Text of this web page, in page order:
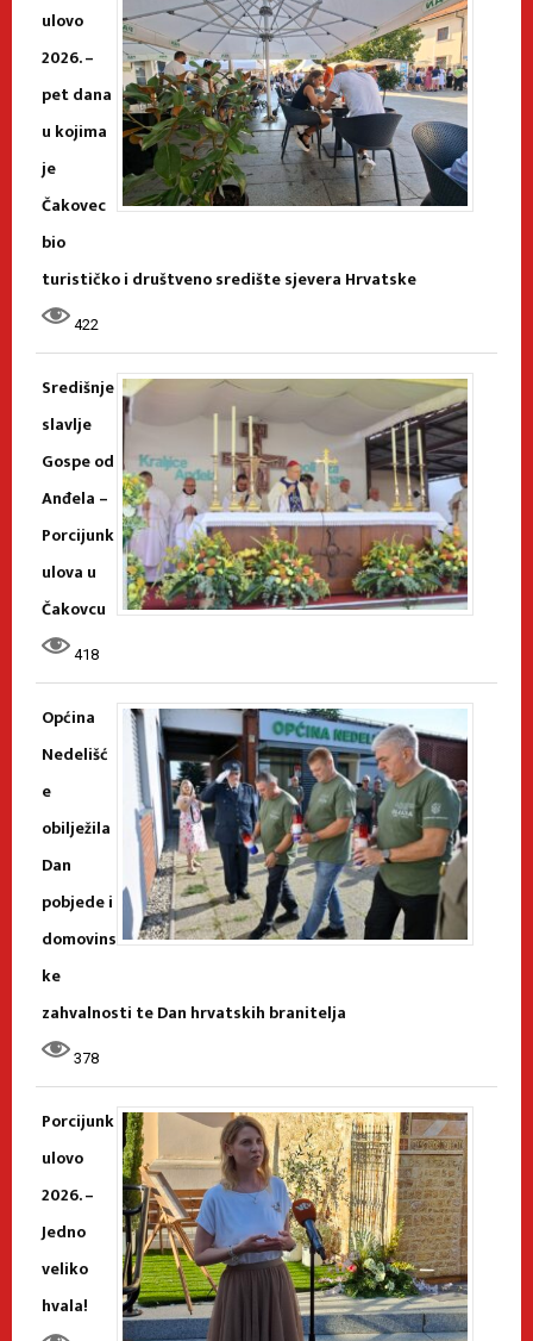
ulovo
2026. –
pet dana
u kojima
je
Čakovec
bio
turističko i društveno središte sjevera Hrvatske
422
Središnje
slavlje
Gospe od
Anđela –
Porcijunk
ulova u
Čakovcu
418
Općina
Nedelišć
e
obilježila
Dan
pobjede i
domovins
ke
zahvalnosti te Dan hrvatskih branitelja
378
Porcijunk
ulovo
2026. –
Jedno
veliko
hvala!